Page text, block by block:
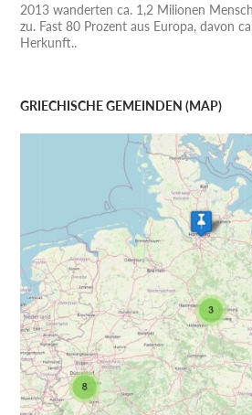
2013 wanderten ca. 1,2 Milionen
zu. Fast 80 Prozent aus Europa, davon
Herkunft..
GRIECHISCHE GEMEINDEN (MAP)